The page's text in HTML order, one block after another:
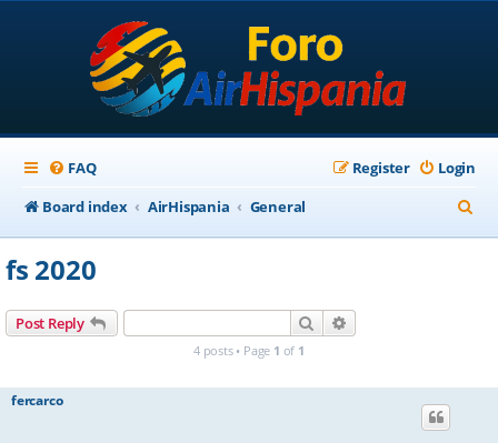
FAQ Login
Register
Board index
AirHispania General
e
fs 2020
Post Reply Search
4 posts • Page 1 of 1
fercarco